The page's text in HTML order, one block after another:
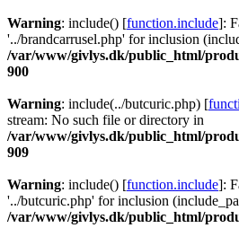
Warning: include() [function.include]:
'../brandcarrusel.php' for inclusion
/var/www/givlys.dk/public_html/
900
Warning: include(../butcuric.php) [
stream: No such file or directory in
/var/www/givlys.dk/public_html/
909
Warning: include() [function.include]:
'../butcuric.php' for inclusion
/var/www/givlys.dk/public_html/